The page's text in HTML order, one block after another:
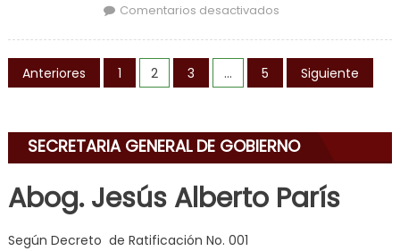
Comentarios desactivados
Quiero durante
Carnavales
Navegación de entradas
Anteriores 1 2 3 … 5 Siguiente
SECRETARIA GENERAL DE GOBIERNO
Abog. Jesús Alberto París
Según Decreto de Ratificación No. 001